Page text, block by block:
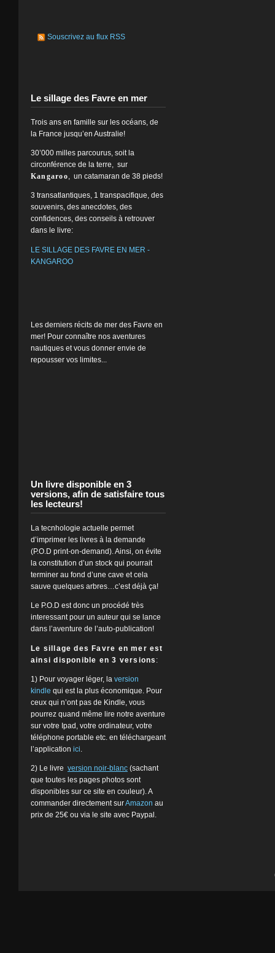
Souscrivez au flux RSS
Le sillage des Favre en mer
Trois ans en famille sur les océans, de
la France jusqu’en Australie!
30’000 milles parcourus, soit la
circonférence de la terre, sur
Kangaroo, un catamaran de 38 pieds!
3 transatlantiques, 1 transpacifique, des
souvenirs, des anecdotes, des
confidences, des conseils à retrouver
dans le livre:
LE SILLAGE DES FAVRE EN MER -
KANGAROO
Les derniers récits de mer des Favre en
mer! Pour connaître nos aventures
nautiques et vous donner envie de
repousser vos limites...
Un livre disponible en 3
versions, afin de satisfaire tous
les lecteurs!
La tecnhologie actuelle permet
d’imprimer les livres à la demande
(P.O.D print-on-demand). Ainsi, on évite
la constitution d’un stock qui pourrait
terminer au fond d’une cave et cela
sauve quelques arbres…c’est déjà ça!
Le P.O.D est donc un procédé très
interessant pour un auteur qui se lance
dans l’aventure de l’auto-publication!
Le sillage des Favre en mer est
ainsi disponible en 3 versions :
1) Pour voyager léger, la version
kindle qui est la plus économique. Pour
ceux qui n’ont pas de Kindle, vous
pourrez quand même lire notre aventure
sur votre Ipad, votre ordinateur, votre
téléphone portable etc. en téléchargeant
l’application ici
2) Le livre version noir-blanc (sachant
que toutes les pages photos sont
disponibles sur ce site en couleur). A
commander directement surAmazon au
prix de 25€ ou via le site avec Paypal.